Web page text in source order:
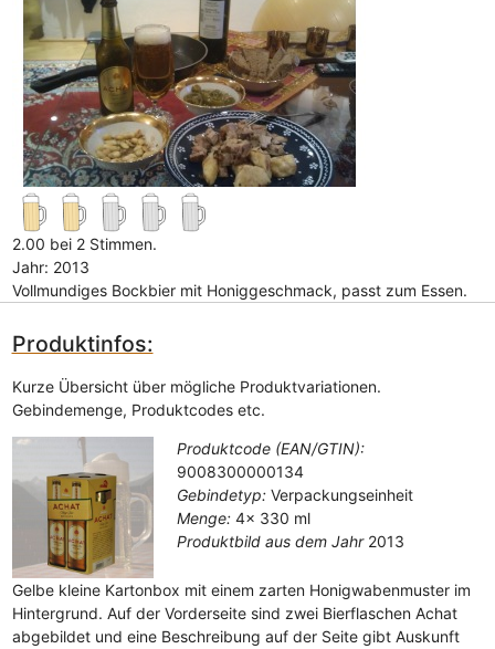
2.00 bei 2 Stimmen.
Jahr: 2013
Vollmundiges Bockbier mit Honiggeschmack, passt zum Essen.
Produktinfos:
Kurze Übersicht über mögliche Produktvariationen.
Gebindemenge, Produktcodes etc.
Produktcode (EAN/GTIN):
9008300000134
Gebindetyp: Verpackungseinheit
Menge:4x 330 ml
Produktbild aus dem Jahr 2013
Gelbe kleine Kartonbox mit einem zarten Honigwabenmuster im
Hintergrund. Auf der Vorderseite sind zwei Bierflaschen Achat
abgebildet und eine Beschreibung auf der Seite gibt Auskunft